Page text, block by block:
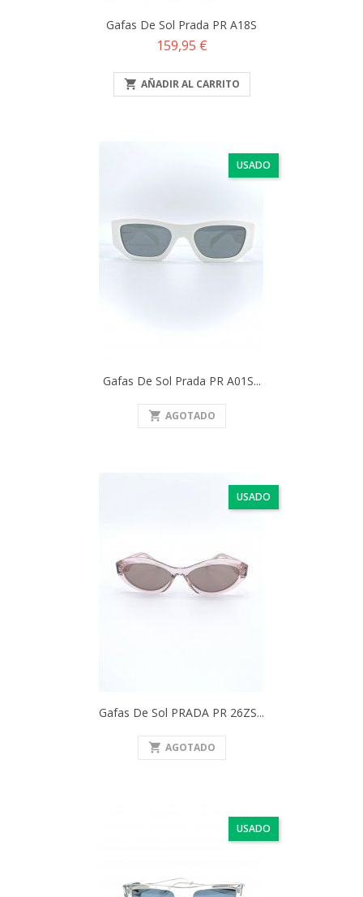
Gafas De Sol Prada PR A18S
Precio
159,95 €
 AÑADIR AL CARRITO
USADO
Gafas De Sol Prada PR A01S...
shopping_cart AGOTADO
USADO
Gafas De Sol PRADA PR 26ZS...
shopping_cart AGOTADO
USADO